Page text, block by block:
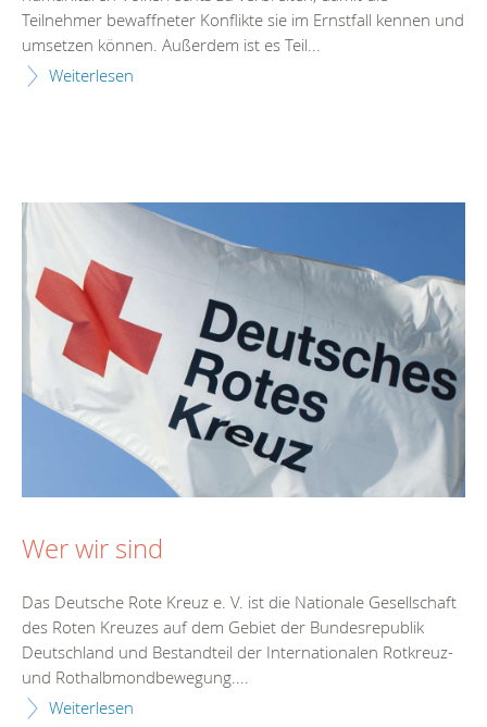
Teilnehmer bewaffneter Konflikte sie im Ernstfall kennen und
umsetzen können. Außerdem ist es Teil...
Weiterlesen
Wer wir sind
Das Deutsche Rote Kreuz e. V. ist die Nationale Gesellschaft
des Roten Kreuzes auf dem Gebiet der Bundesrepublik
Deutschland und Bestandteil der Internationalen Rotkreuz-
und Rothalbmondbewegung....
Weiterlesen